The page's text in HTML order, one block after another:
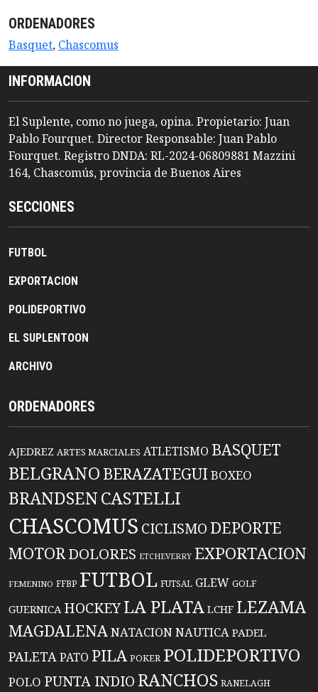
ORDENADORES
Basquet, Chascomus
INFORMACION
El Suplente, como no juega, opina. Propietario: Juan
Pablo Fourquet. Director Responsable: Juan Pablo
Fourquet. Registro DNDA: RL-2024-06809881 Mazzini
164, Chascomús, provincia de Buenos Aires
SECCIONES
FUTBOL
EXPORTACION
POLIDEPORTIVO
EL SUPLENTOON
ARCHIVO
ORDENADORES
AJEDREZ ARTES MARCIALES ATLETISMO BASQUET
BELGRANO BERAZATEGUIBOXEO
BRANDSENCASTELLI
CHASCOMUS CICLISMO DEPORTE
MOTORDOLORES ETCHEVERRY EXPORTACION
FEMENINO FFBP FUTBOL FUTSAL GLEW GOLF
GUERNICA HOCKEYLA PLATA LCHF LEZAMA
MAGDALENANATACIONNAUTICA PADEL
PALETA PATO PILA POKER POLIDEPORTIVO
POLO PUNTA INDIO RANCHOS RANELAGH